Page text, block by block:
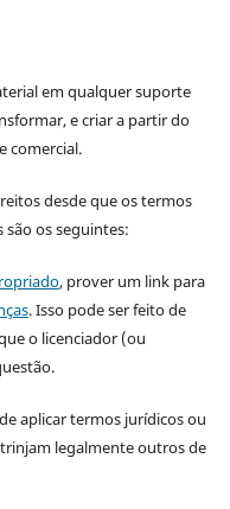
em qualquer suporte
e criar a partir do
comercial.
desde que os termos
são os seguintes:
, prover um link para
. Isso pode ser feito de
o licenciador (ou
aplicar termos jurídicos ou
legalmente outros de